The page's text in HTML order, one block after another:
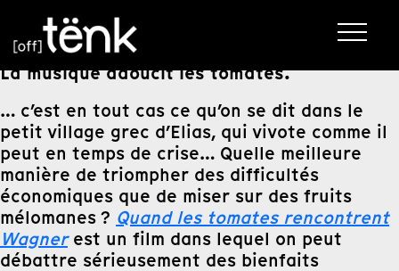
La musique adoucit les tomates.
… c’est en tout cas ce qu’on se dit dans le
petit village grec d’Elias, qui vivote comme il
peut en temps de crise… Quelle meilleure
manière de triompher des difficultés
économiques que de miser sur des fruits
mélomanes ? Quand les tomates rencontrent
Wagnerest un film dans lequel on peut
débattre sérieusement des bienfaits